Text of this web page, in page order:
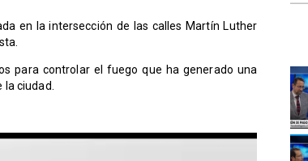
en la intersección de las calles Martín Luther
para controlar el fuego que ha generado una
la ciudad.